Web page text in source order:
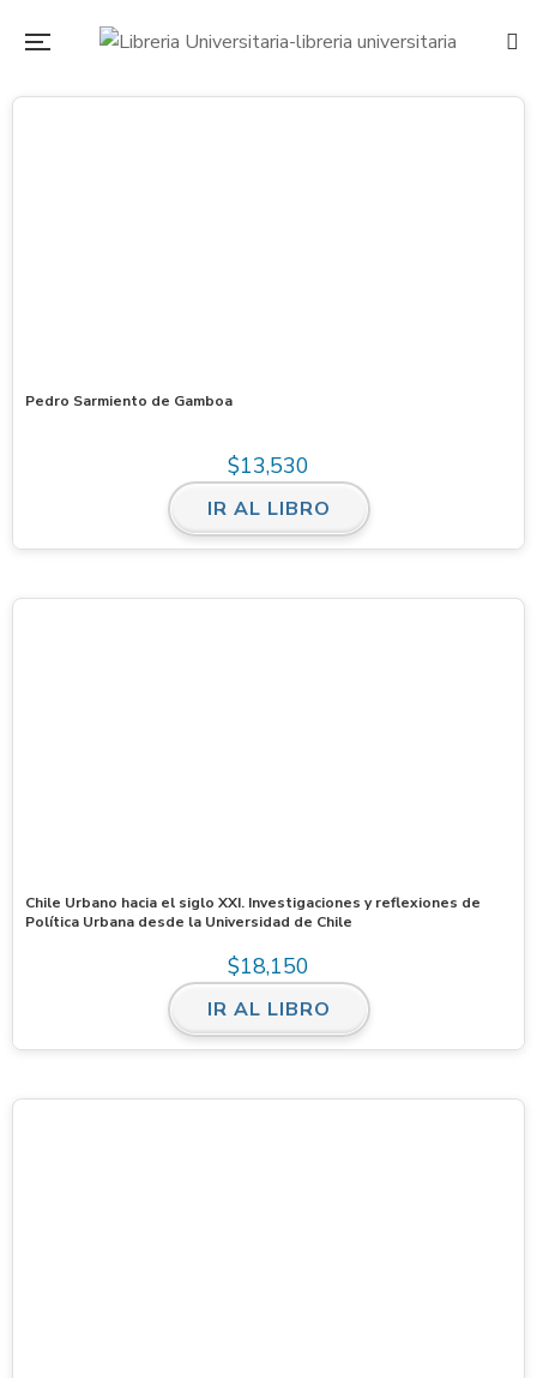
Pedro Sarmiento de Gamboa
$13,530
IR AL LIBRO
Chile Urbano hacia el siglo XXI. Investigaciones y reflexiones de
Política Urbana desde la Universidad de Chile
$18,150
IR AL LIBRO